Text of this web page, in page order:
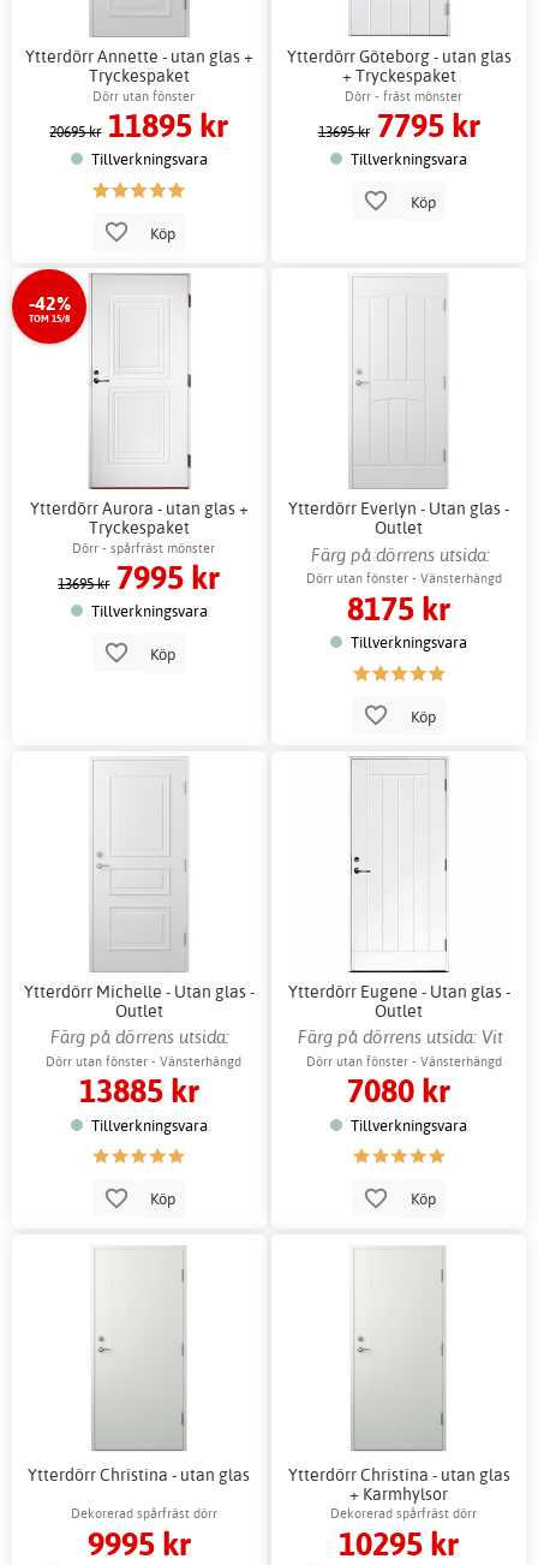
Ytterdörr Annette - utan glas +
Tryckespaket
Dörr utan fönster
20695 kr 11895 kr
Tillverkningsvara
Köp
Ytterdörr Göteborg - utan glas
+ Tryckespaket
Dörr - fräst mönster
13695 kr 7795 kr
Tillverkningsvara
Köp
-42%
TOM 15/8
Ytterdörr Aurora - utan glas +
Tryckespaket
Dörr - spårfräst mönster
13695 kr 7995 kr
Tillverkningsvara
Köp
Ytterdörr Everlyn - Utan glas -
Outlet
Färg på dörrens utsida:
Ljusgrå
Dörr utan fönster - Vänsterhängd
8175 kr
Tillverkningsvara
Köp
Ytterdörr Michelle - Utan glas -
Outlet
Färg på dörrens utsida:
Mörkgrå
Dörr utan fönster - Vänsterhängd
13885 kr
Tillverkningsvara
Köp
Ytterdörr Eugene - Utan glas -
Outlet
Färg på dörrens utsida: Vit
Dörr utan fönster - Vänsterhängd
7080 kr
Tillverkningsvara
Köp
Ytterdörr Christina - utan glas
Dekorerad spårfräst dörr
9995 kr
Ytterdörr Christina - utan glas
+ Karmhylsor
Dekorerad spårfräst dörr
10295 kr